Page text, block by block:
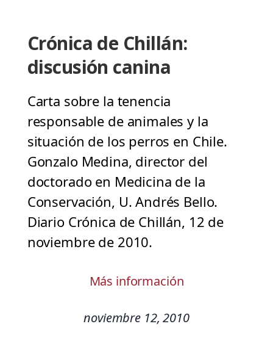
Crónica de Chillán:
discusión canina
Carta sobre la tenencia
responsable de animales y la
situación de los perros en Chile.
Gonzalo Medina, director del
doctorado en Medicina de la
Conservación, U. Andrés Bello.
Diario Crónica de Chillán, 12 de
noviembre de 2010.
Más información
noviembre 12, 2010